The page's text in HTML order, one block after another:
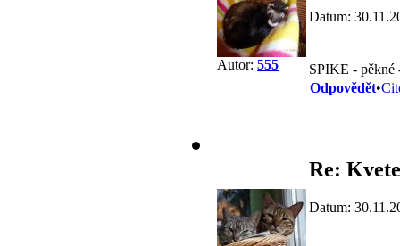
Autor: 555
Datum:
SPIKE - pěkné
Odpovědět•
Re:
Datum: